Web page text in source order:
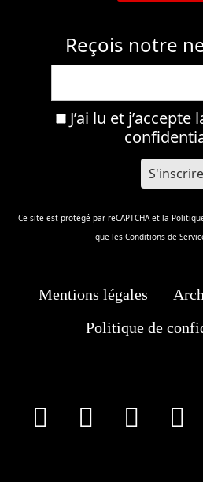
Reçois notre
J’ai lu et j’accepte
Ce site est protégé par reCAPTCHA et la
que les Conditions de
Mentions légales
Politique de
facebook